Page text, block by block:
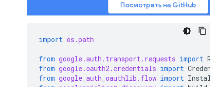
Посмотреть на GitHub
import os.path
from google.auth.transport.requests import
from google.oauth2.credentials import
from google_auth_oauthlib.flow import